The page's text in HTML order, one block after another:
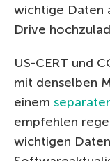
wichtige Daten
Drive
US-CERT und
mit denselben
einem
empfehlen
wichtigen